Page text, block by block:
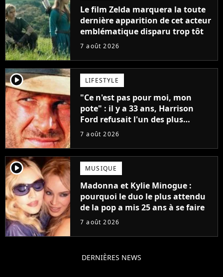
Le film Zelda marquera la toute
dernière apparition de cet acteur
emblématique disparu trop tôt
7 août 2026
player2 LIFESTYLE
"Ce n'est pas pour moi, mon
pote" : il y a 33 ans, Harrison
Ford refusait l'un des plus
grands succès de tous les temps
7 août 2026
player2 MUSIQUE
Madonna et Kylie Minogue :
pourquoi le duo le plus attendu
de la pop a mis 25 ans à se faire
7 août 2026
DERNIÈRES NEWS